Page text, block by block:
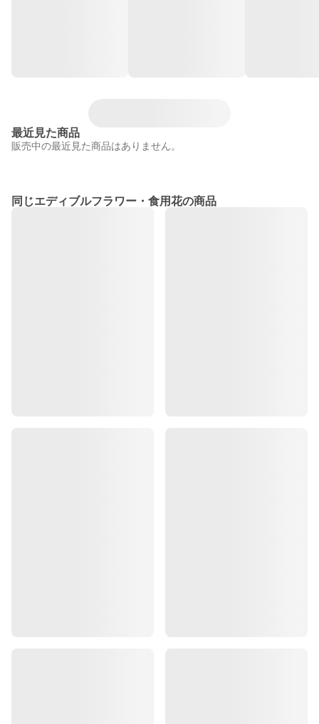
最近見た商品
販売中の最近見た商品はありません。
同じエディブルフラワー・食用花の商品